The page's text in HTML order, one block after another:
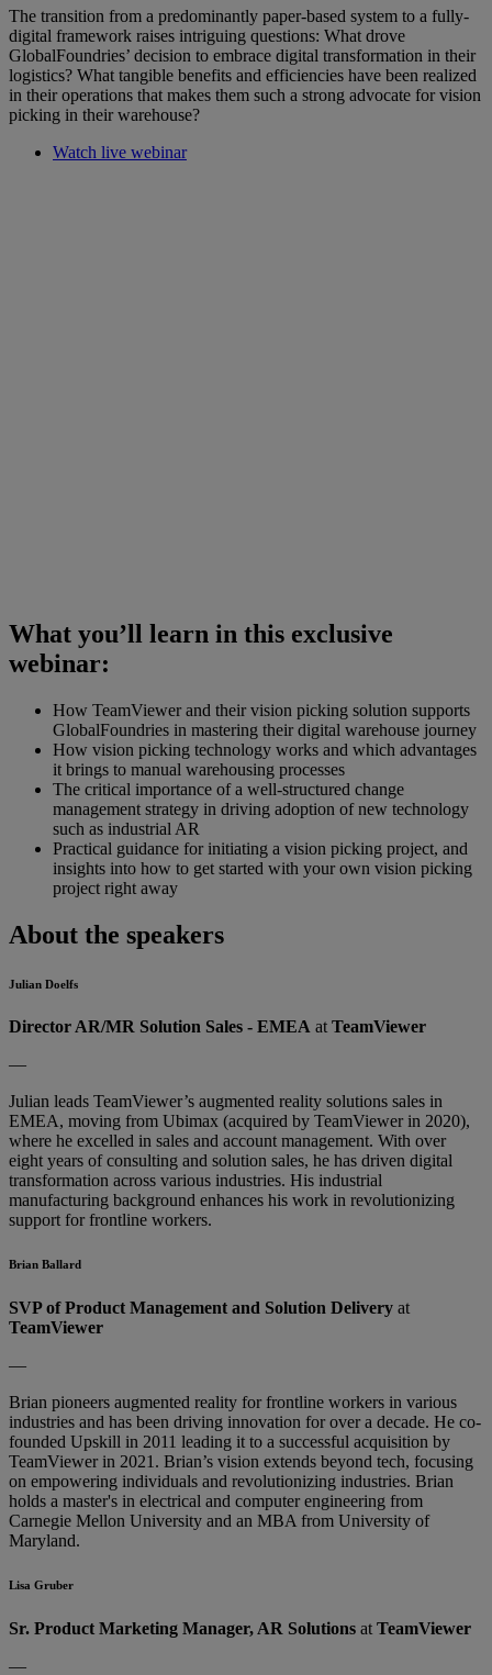
The transition from a predominantly paper-based system to a fully-
digital framework raises intriguing questions: What drove
GlobalFoundries’ decision to embrace digital transformation in their
logistics? What tangible benefits and efficiencies have been realized
in their operations that makes them such a strong advocate for vision
picking in their warehouse?
Watch live webinar
What you’ll learn in this exclusive
webinar:
How TeamViewer and their vision picking solution supports
GlobalFoundries in mastering their digital warehouse journey
How vision picking technology works and which advantages
it brings to manual warehousing processes
The critical importance of a well-structured change
management strategy in driving adoption of new technology
such as industrial AR
Practical guidance for initiating a vision picking project, and
insights into how to get started with your own vision picking
project right away
About the speakers
Julian Doelfs
Director AR/MR Solution Sales - EMEA atTeamViewer
—
Julian leads TeamViewer’s augmented reality solutions sales in
EMEA, moving from Ubimax (acquired by TeamViewer in 2020),
where he excelled in sales and account management. With over
eight years of consulting and solution sales, he has driven digital
transformation across various industries. His industrial
manufacturing background enhances his work in revolutionizing
support for frontline workers.
Brian Ballard
SVP of Product Management and Solution Delivery at
TeamViewer
—
Brian pioneers augmented reality for frontline workers in various
industries and has been driving innovation for over a decade. He co-
founded Upskill in 2011 leading it to a successful acquisition by
TeamViewer in 2021. Brian’s vision extends beyond tech, focusing
on empowering individuals and revolutionizing industries. Brian
holds a master's in electrical and computer engineering from
Carnegie Mellon University and an MBA from University of
Maryland.
Lisa Gruber
Sr. Product Marketing Manager, AR Solutions at TeamViewer
—